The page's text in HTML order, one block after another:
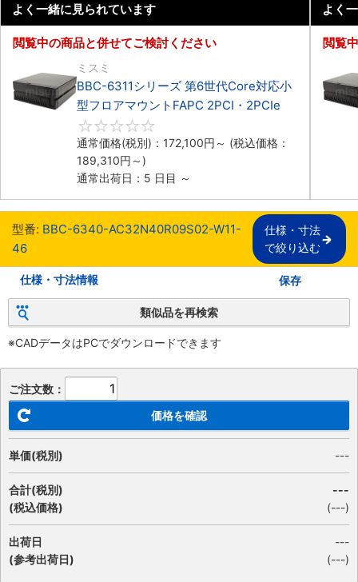
よく一緒に見られています
閲覧中の商品と併せてご検討ください
ミスミ
BBC-6311シリーズ 第6世代Core対応小
型フロアマウントFAPC 2PCI・2PCIe
通常価格(税別)： 172,100円 ～ (税込価格：
189,310円 ～)
通常出荷日：5 日目 ～
よく
閲覧
型番: BBC-6340-AC32N40R09S02-W11-
46
仕様・寸法
で絞り込む
仕様・寸法情報 保存
類似品を再検索
※CADデータはPCでダウンロードできます
ご注文数：
価格を確認
単価(税別) ---
合計(税別)
(税込価格)
---
(---)
出荷日
(参考出荷日)
---
(---)